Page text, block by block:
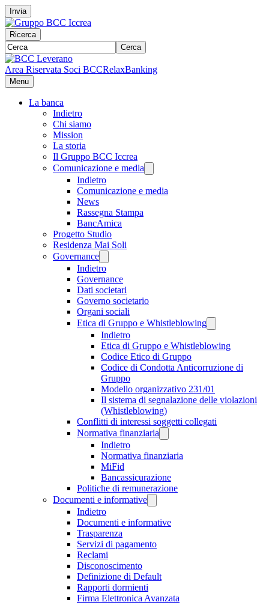
Invia
Ricerca
Cerca
Area Riservata Soci BCCRelaxBanking
Menu
La banca
Indietro
Chi siamo
Mission
La storia
Il Gruppo BCC Iccrea
Comunicazione e media
Indietro
Comunicazione e media
News
Rassegna Stampa
BancAmica
Progetto Studio
Residenza Mai Soli
Governance
Indietro
Governance
Dati societari
Governo societario
Organi sociali
Etica di Gruppo e Whistleblowing
Indietro
Etica di Gruppo e Whistleblowing
Codice Etico di Gruppo
Codice di Condotta Anticorruzione di
Gruppo
Modello organizzativo 231/01
Il sistema di segnalazione delle violazioni
(Whistleblowing)
Conflitti di interessi soggetti collegati
Normativa finanziaria
Indietro
Normativa finanziaria
MiFid
Bancassicurazione
Politiche di remunerazione
Documenti e informative
Indietro
Documenti e informative
Trasparenza
Servizi di pagamento
Reclami
Disconoscimento
Definizione di Default
Rapporti dormienti
Firma Elettronica Avanzata